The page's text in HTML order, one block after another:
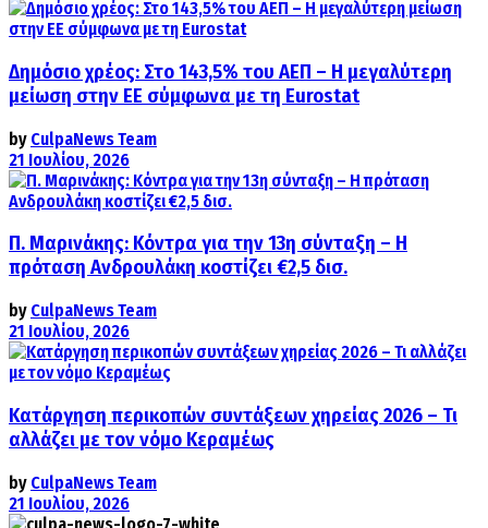
Δημόσιο χρέος: Στο 143,5% του ΑΕΠ – Η μεγαλύτερη
μείωση στην ΕΕ σύμφωνα με τη Eurostat
by CulpaNews Team
21 Ιουλίου, 2026
Π. Μαρινάκης: Κόντρα για την 13η σύνταξη – Η
πρόταση Ανδρουλάκη κοστίζει €2,5 δισ.
by CulpaNews Team
21 Ιουλίου, 2026
Κατάργηση περικοπών συντάξεων χηρείας 2026 – Τι
αλλάζει με τον νόμο Κεραμέως
by CulpaNews Team
21 Ιουλίου, 2026